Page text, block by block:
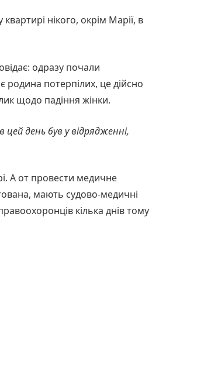
нікого, окрім Марії, в
одразу почали
родина потерпілих, це дійсно
щодо падіння жінки.
цей день був у відрядженні,
А от провести медичне
мають судово-медичні
кілька днів тому